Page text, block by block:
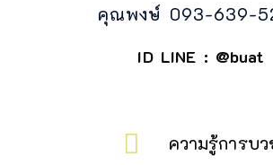
คุณพงษ์ 093-639-
ID LINE : @buat
ความรู้การบว